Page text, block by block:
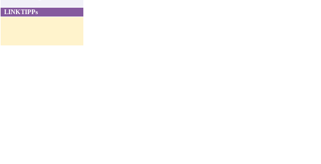
LINKTIPPs